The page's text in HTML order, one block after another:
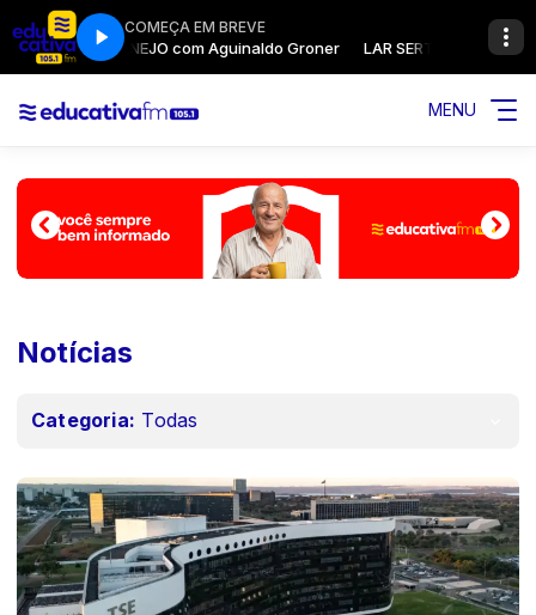
DE SUCESSOS SEQUÊNCIA DE SUCESSOS
COMEÇA EM BREVE
SERTANEJO com Aguinaldo Groner LAR SERTANEJO com
MENU
Notícias
Categoria: Todas